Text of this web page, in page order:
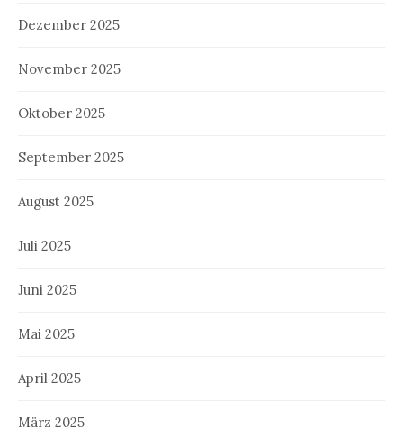
Dezember 2025
November 2025
Oktober 2025
September 2025
August 2025
Juli 2025
Juni 2025
Mai 2025
April 2025
März 2025